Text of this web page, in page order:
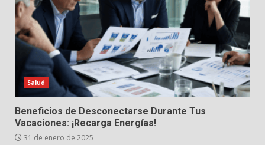
Salud
Beneficios de Desconectarse Durante Tus
Vacaciones: ¡Recarga Energías!
31 de enero de 2025